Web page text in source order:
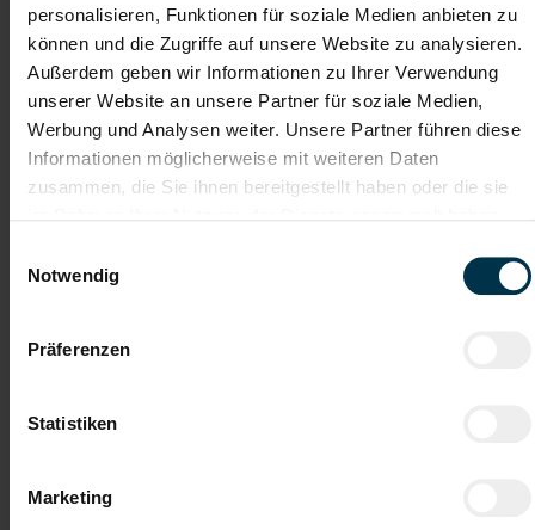
personalisieren, Funktionen für soziale Medien anbieten zu
können und die Zugriffe auf unsere Website zu analysieren.
Außerdem geben wir Informationen zu Ihrer Verwendung
unserer Website an unsere Partner für soziale Medien,
Werbung und Analysen weiter. Unsere Partner führen diese
Informationen möglicherweise mit weiteren Daten
zusammen, die Sie ihnen bereitgestellt haben oder die sie
Notwendig
Präferenzen
Statistiken
Marketing
Bewerbungsschreiben
Empfehlungschreiben / Zeugnisse